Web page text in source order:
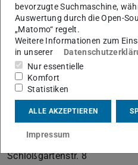
Theorie Elektromagnetischer
Kontakt
munteanu@temf.tu-...
+49 6151 16-24027
S2|17 142
Schloßgartenstr. 8
bevorzugte Suchmaschine,
Auswertung durch die Open-
„Matomo“ regelt.
Weitere Informationen zum
in unserer
Nur essentielle
Komfort
Statistiken
ALLE AKZEPTIEREN
Impressum